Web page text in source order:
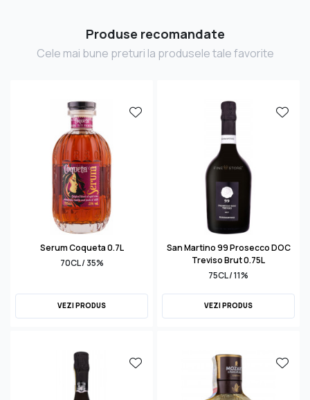
Produse recomandate
Cele mai bune preturi la produsele tale favorite
Serum Coqueta 0.7L
70CL / 35%
VEZI PRODUS
San Martino 99 Prosecco DOC
Treviso Brut 0.75L
75CL / 11%
VEZI PRODUS